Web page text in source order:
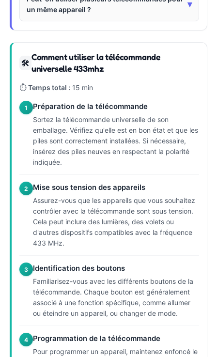
un même appareil ?
▾
🛠
Comment utiliser la télécommande
universelle 433mhz
⏱Temps total : 15 min
1 Préparation de la télécommande
Sortez la télécommande universelle de son
emballage. Vérifiez qu'elle est en bon état et que les
piles sont correctement installées. Si nécessaire,
insérez des piles neuves en respectant la polarité
indiquée.
2 Mise sous tension des appareils
Assurez-vous que les appareils que vous souhaitez
contrôler avec la télécommande sont sous tension.
Cela peut inclure des lumières, des volets ou
d'autres dispositifs compatibles avec la fréquence
433 MHz.
3 Identification des boutons
Familiarisez-vous avec les différents boutons de la
télécommande. Chaque bouton est généralement
associé à une fonction spécifique, comme allumer
ou éteindre un appareil, ou changer de mode.
4 Programmation de la télécommande
Pour programmer un appareil, maintenez enfoncé le